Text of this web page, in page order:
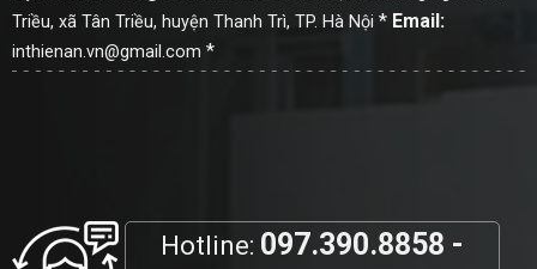
Triều, xã Tân Triều, huyện Thanh Trì, TP. Hà Nội * Email:
inthienan.vn@gmail.com *
Hotline: 097.390.8858 -